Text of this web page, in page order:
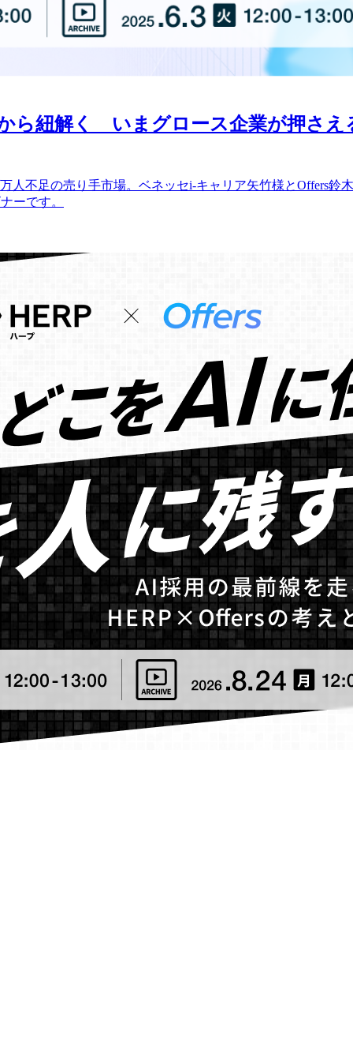
ら紐解く いまグロース企業が押さえ
人不足の売り手市場。ベネッセi-キャリア矢竹様とOffers
ーです。